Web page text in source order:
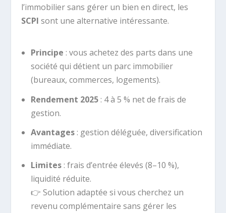
l’immobilier sans gérer un bien en direct, les
SCPI sont une alternative intéressante.
Principe : vous achetez des parts dans une
société qui détient un parc immobilier
(bureaux, commerces, logements).
Rendement 2025: 4 à 5 % net de frais de
gestion.
Avantages: gestion déléguée, diversification
immédiate.
Limites: frais d’entrée élevés (8–10 %),
liquidité réduite.
👉 Solution adaptée si vous cherchez un
revenu complémentaire sans gérer les